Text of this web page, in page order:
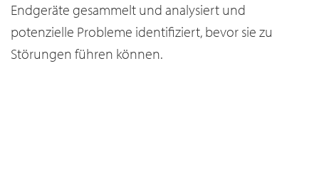
Endgeräte gesammelt und analysiert und
potenzielle Probleme identifiziert, bevor sie zu
Störungen führen können.